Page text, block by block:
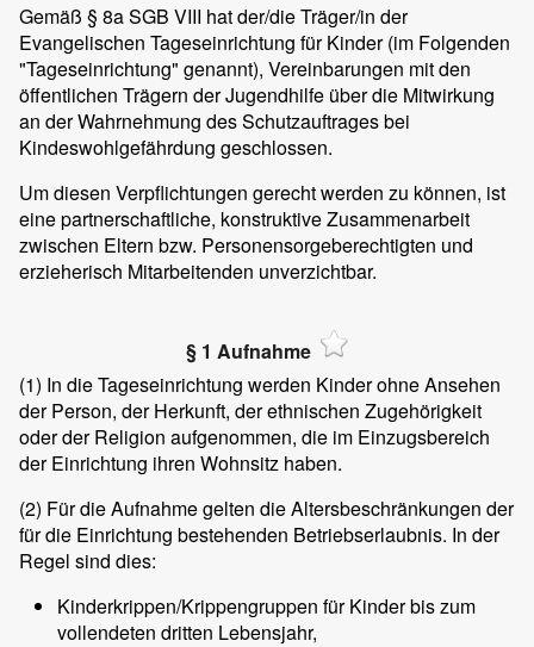
Gemäß § 8a SGB VIII hat der/die Träger/in der
Evangelischen Tageseinrichtung für Kinder (im Folgenden
"Tageseinrichtung" genannt), Vereinbarungen mit den
öffentlichen Trägern der Jugendhilfe über die Mitwirkung
an der Wahrnehmung des Schutzauftrages bei
Kindeswohlgefährdung geschlossen.
Um diesen Verpflichtungen gerecht werden zu können, ist
eine partnerschaftliche, konstruktive Zusammenarbeit
zwischen Eltern bzw. Personensorgeberechtigten und
erzieherisch Mitarbeitenden unverzichtbar.
§ 1 Aufnahme
(1) In die Tageseinrichtung werden Kinder ohne Ansehen
der Person, der Herkunft, der ethnischen Zugehörigkeit
oder der Religion aufgenommen, die im Einzugsbereich
der Einrichtung ihren Wohnsitz haben.
(2) Für die Aufnahme gelten die Altersbeschränkungen der
für die Einrichtung bestehenden Betriebserlaubnis. In der
Regel sind dies:
Kinderkrippen/Krippengruppen für Kinder bis zum
vollendeten dritten Lebensjahr,